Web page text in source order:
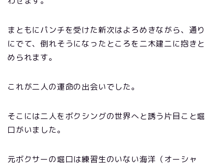
まともにパンチを受けた新次はよろめきながら、通り
にでて、倒れそうになったところを二木建二に抱きと
められます。
これが二人の運命の出会いでした。
そこには二人をボクシングの世界へと誘う片目こと堀
口がいました。
元ボクサーの堀口は練習生のいない海洋（オーシャ